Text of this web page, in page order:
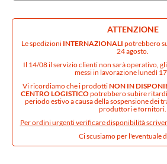
ATTENZIONE
Le spedizioni INTERNAZIONALI potrebbero
24 agosto.
Il 14/08 il servizio clienti non sarà operativo,
messi in lavorazione lunedì
Vi ricordiamo che i prodottiNON IN
CENTRO LOGISTICOpotrebbero subire ritardi
periodo estivo a causa della sospensione dei
produttori e fornitori.
Per ordini urgenti verificare disponibilità
Ci scusiamo per l'eventuale